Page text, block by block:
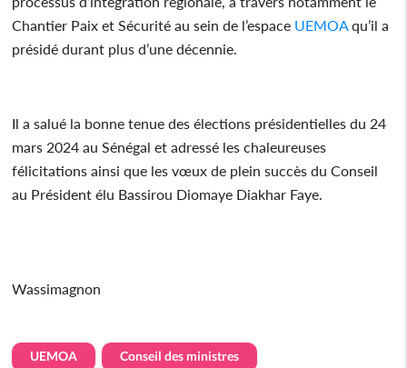
Chantier Paix et Sécurité au sein de l’espace UEMOA qu’il a
présidé durant plus d’une décennie.
Il a salué la bonne tenue des élections présidentielles du 24
mars 2024 au Sénégal et adressé les chaleureuses
félicitations ainsi que les vœux de plein succès du Conseil
au Président élu Bassirou Diomaye Diakhar Faye.
Wassimagnon
UEMOA Conseil des ministres